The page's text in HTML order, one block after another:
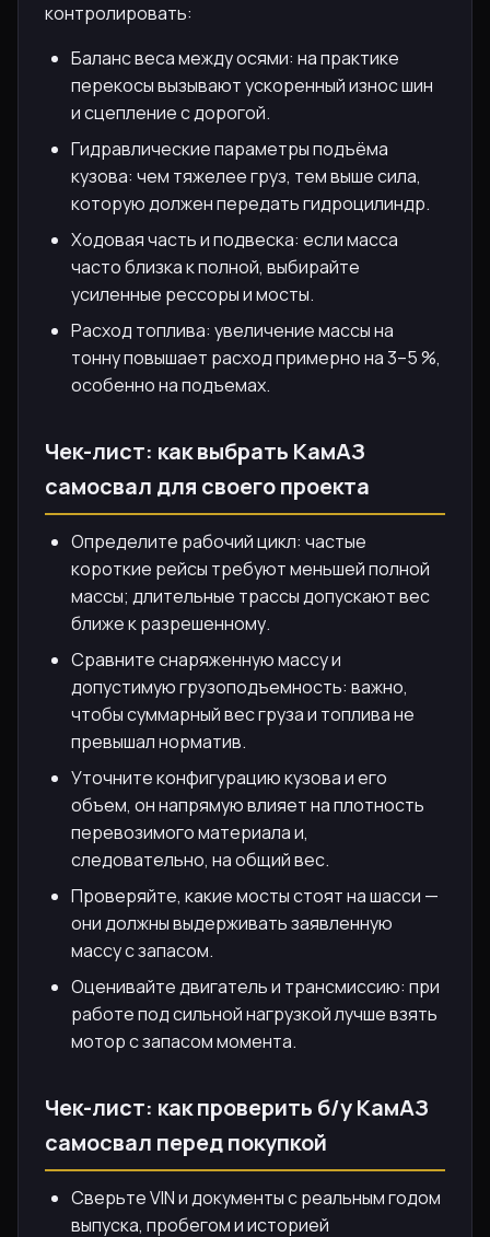
контролировать:
Баланс веса между осями: на практике
перекосы вызывают ускоренный износ шин
и сцепление с дорогой.
Гидравлические параметры подъёма
кузова: чем тяжелее груз, тем выше сила,
которую должен передать гидроцилиндр.
Ходовая часть и подвеска: если масса
часто близка к полной, выбирайте
усиленные рессоры и мосты.
Расход топлива: увеличение массы на
тонну повышает расход примерно на 3–5 %,
особенно на подъемах.
Чек-лист: как выбрать КамАЗ
самосвал для своего проекта
Определите рабочий цикл: частые
короткие рейсы требуют меньшей полной
массы; длительные трассы допускают вес
ближе к разрешенному.
Сравните снаряженную массу и
допустимую грузоподъемность: важно,
чтобы суммарный вес груза и топлива не
превышал норматив.
Уточните конфигурацию кузова и его
объем, он напрямую влияет на плотность
перевозимого материала и,
следовательно, на общий вес.
Проверяйте, какие мосты стоят на шасси —
они должны выдерживать заявленную
массу с запасом.
Оценивайте двигатель и трансмиссию: при
работе под сильной нагрузкой лучше взять
мотор с запасом момента.
Чек-лист: как проверить б/у КамАЗ
самосвал перед покупкой
Сверьте VIN и документы с реальным годом
выпуска, пробегом и историей